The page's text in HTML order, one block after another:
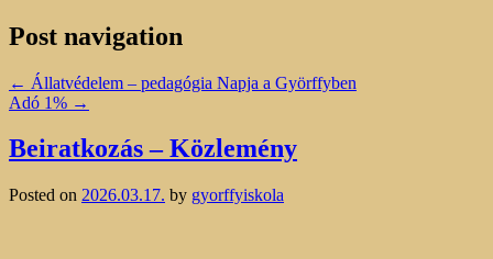
Post navigation
← Állatvédelem – pedagógia Napja a Györffyben
Adó 1% →
Beiratkozás – Közlemény
Posted on 2026.03.17. by gyorffyiskola